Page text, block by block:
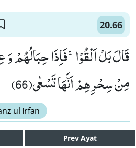
20.66
قَالَ بَلْ اَلْقُوْاۚ-فَاِذَا حِبَالُهُمْ
مِنْ سِحْرِهِمْ اَنَّهَا تَسْعٰى(66)
ul Irfan
Prev Ayat